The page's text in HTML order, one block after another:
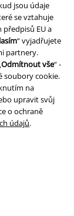
jsou údaje
se vztahuje
EU a
“ vyjadřujete
partnery.
Odmítnout vše“ -
soubory cookie.
na
upravit svůj
o ochraně
údajů.